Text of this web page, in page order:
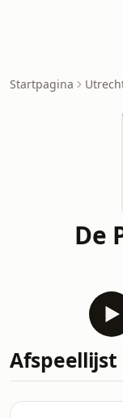
Startpagina
De
Afspeellijst